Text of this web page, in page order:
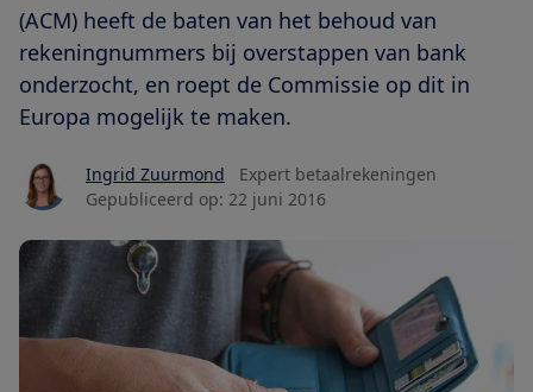
(ACM) heeft de baten van het behoud van
rekeningnummers bij overstappen van bank
onderzocht, en roept de Commissie op dit in
Europa mogelijk te maken.
Ingrid Zuurmond
Expert betaalrekeningen
Gepubliceerd op: 22 juni 2016